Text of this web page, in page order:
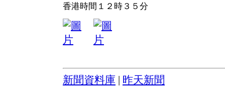
香港時間１２時３５分
新聞資料庫 昨天新聞